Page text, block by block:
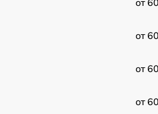
от
от
от
от